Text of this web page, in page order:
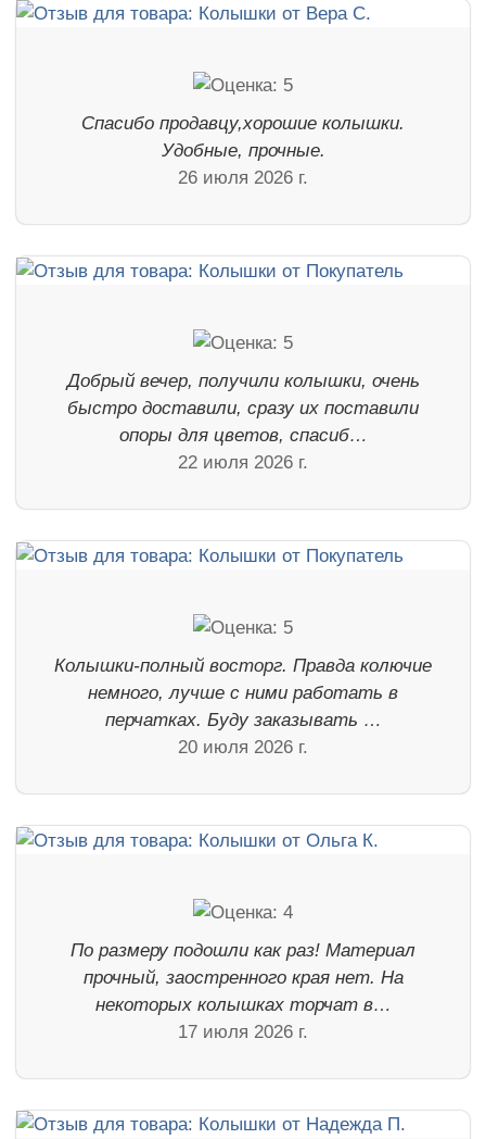
Спасибо продавцу,хорошие колышки.
Удобные, прочные.
26 июля 2026 г.
Добрый вечер, получили колышки, очень
быстро доставили, сразу их поставили
опоры для цветов, спасиб…
22 июля 2026 г.
Колышки-полный восторг. Правда колючие
немного, лучше с ними работать в
перчатках. Буду заказывать …
20 июля 2026 г.
По размеру подошли как раз! Материал
прочный, заостренного края нет. На
некоторых колышках торчат в…
17 июля 2026 г.